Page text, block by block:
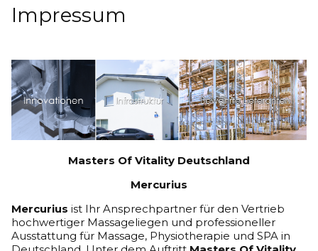
Impressum
Masters Of Vitality Deutschland
Mercurius
Mercurius ist Ihr Ansprechpartner für den Vertrieb
hochwertiger Massageliegen und professioneller
Ausstattung für Massage, Physiotherapie und SPA in